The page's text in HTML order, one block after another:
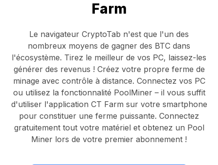
Farm
Le navigateur CryptoTab n'est que l'un des
nombreux moyens de gagner des BTC dans
l'écosystème. Tirez le meilleur de vos PC, laissez-les
générer des revenus ! Créez votre propre ferme de
minage avec contrôle à distance. Connectez vos PC
ou utilisez la fonctionnalité PoolMiner– il vous suffit
d'utiliser l'application CT Farm sur votre smartphone
pour constituer une ferme puissante. Connectez
gratuitement tout votre matériel et obtenez un Pool
Miner lors de votre premier abonnement !